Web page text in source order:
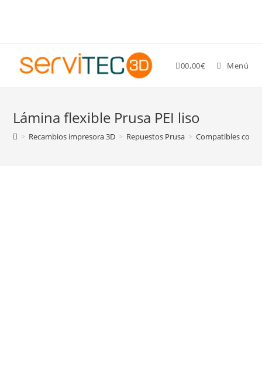
00,00€ Menú
Lámina flexible Prusa PEI liso
> Recambios impresora 3D > Repuestos Prusa > Compatibles con